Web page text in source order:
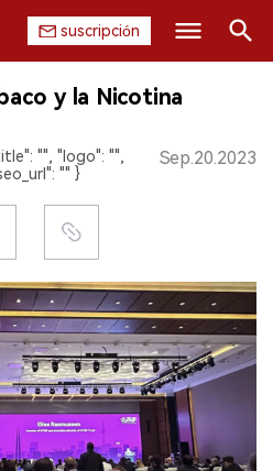
suscripción
y la Nicotina
"", "logo": "",
"" }
Sep.20.2023